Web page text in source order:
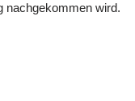
nachgekommen wird.